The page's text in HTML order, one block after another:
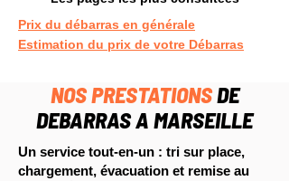
Prix du débarras en générale
Estimation du prix de votre Débarras
NOS PRESTATIONSDE
DEBARRAS A MARSEILLE
Un service tout-en-un : tri sur place,
chargement, évacuation et remise au